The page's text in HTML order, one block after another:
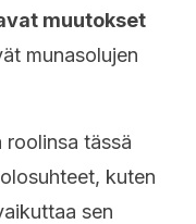
muutokset
munasolujen
tässä
kuten
sen